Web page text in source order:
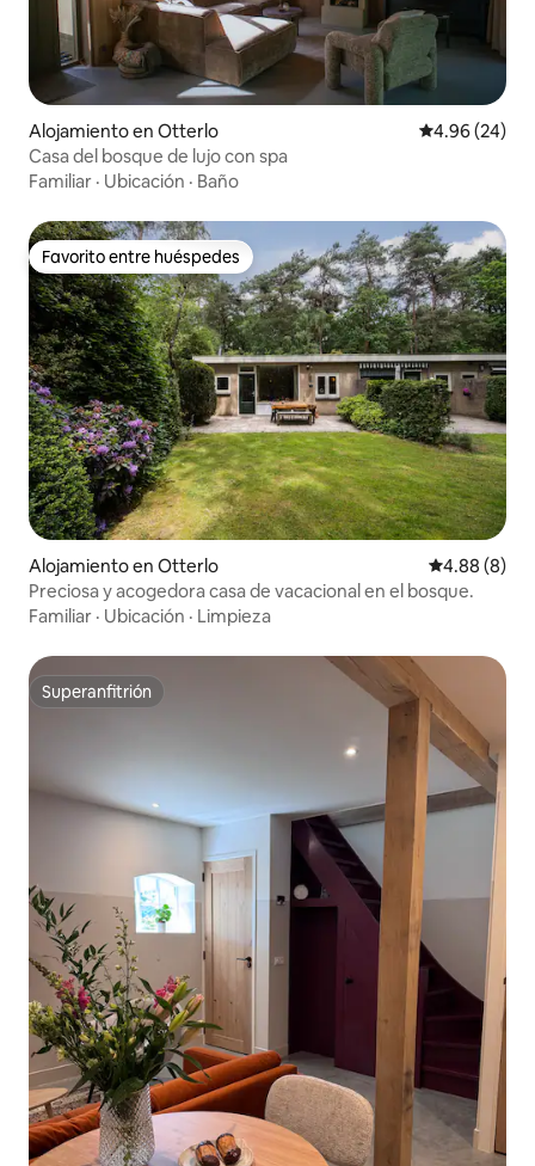
Alojamiento en Otterlo Calificación
4.96 (24)
Casa del bosque de lujo con spa
Familiar · Ubicación · Baño
Favorito entre huéspedes
Favorito entre huéspedes
Alojamiento en Otterlo Calificación
4.88 (8)
Preciosa y acogedora casa de vacacional en el bosque.
Familiar · Ubicación · Limpieza
Superanfitrión
Superanfitrión